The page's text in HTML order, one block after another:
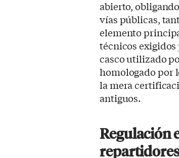
abierto,
vías públicas,
elemento
técnicos exigidos
casco utilizado
homologado por
la mera
antiguos.
Regulación